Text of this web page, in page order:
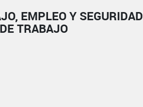
EMPLEO Y SEGURIDAD
TRABAJO